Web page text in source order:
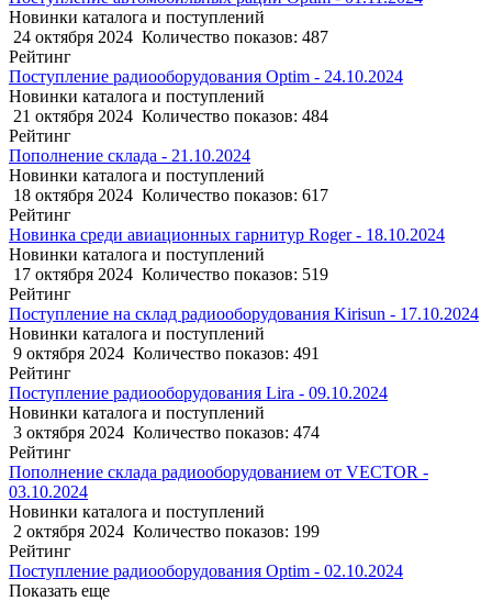
Новинки каталога и поступлений
24 октября 2024 Количество показов: 487
Рейтинг
Поступление радиооборудования Optim - 24.10.2024
Новинки каталога и поступлений
21 октября 2024 Количество показов: 484
Рейтинг
Пополнение склада - 21.10.2024
Новинки каталога и поступлений
18 октября 2024 Количество показов: 617
Рейтинг
Новинка среди авиационных гарнитур Roger - 18.10.2024
Новинки каталога и поступлений
17 октября 2024 Количество показов: 519
Рейтинг
Поступление на склад радиооборудования Kirisun - 17.10.2024
Новинки каталога и поступлений
9 октября 2024 Количество показов: 491
Рейтинг
Поступление радиооборудования Lira - 09.10.2024
Новинки каталога и поступлений
3 октября 2024 Количество показов: 474
Рейтинг
Пополнение склада радиооборудованием от VECTOR -
03.10.2024
Новинки каталога и поступлений
2 октября 2024 Количество показов: 199
Рейтинг
Поступление радиооборудования Optim - 02.10.2024
Показать еще